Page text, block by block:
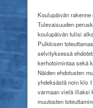
Koulupäivän
Tulevaisuuden
koulupäivän tulisi
Pulkkisen
selvityksessä
kerhotoimintaa sekä
Näiden ehdotusten
yhdeksästä noin klo
varmaan vielä illaksi
muutosten